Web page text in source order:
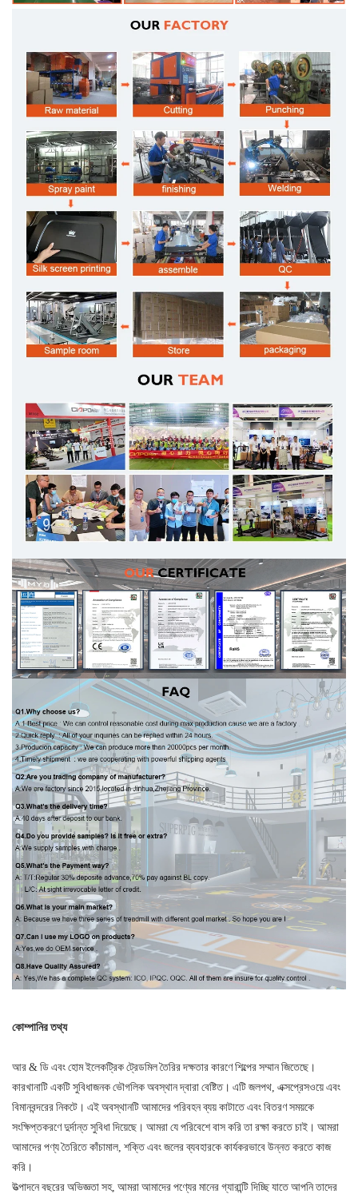
কোম্পানির তথ্য
আর & ডি এবং হোম ইলেকট্রিক ট্রেডমিল তৈরির দক্ষতার কারণে শিল্পের সম্মান জিতেছে।
কারখানাটি একটি সুবিধাজনক ভৌগলিক অবস্থান দ্বারা বেষ্টিত। এটি জলপথ, এক্সপ্রেসওয়ে এবং
বিমানবন্দরের নিকটে। এই অবস্থানটি আমাদের পরিবহন ব্যয় কাটাতে এবং বিতরণ সময়কে
সংক্ষিপ্তকরণে দুর্দান্ত সুবিধা দিয়েছে। আমরা যে পরিবেশে বাস করি তা রক্ষা করতে চাই। আমরা
আমাদের পণ্য তৈরিতে কাঁচামাল, শক্তি এবং জলের ব্যবহারকে কার্যকরভাবে উন্নত করতে কাজ
করি।
উত্পাদনে বছরের অভিজ্ঞতা সহ, আমরা আমাদের পণ্যের মানের গ্যারান্টি দিচ্ছি যাতে আপনি তাদের